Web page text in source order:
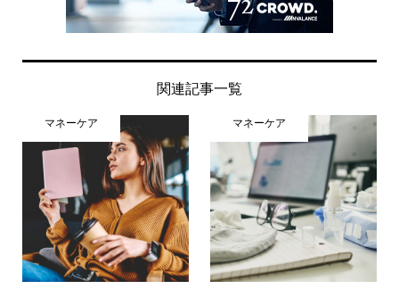
関連記事一覧
マネーケア マネーケア